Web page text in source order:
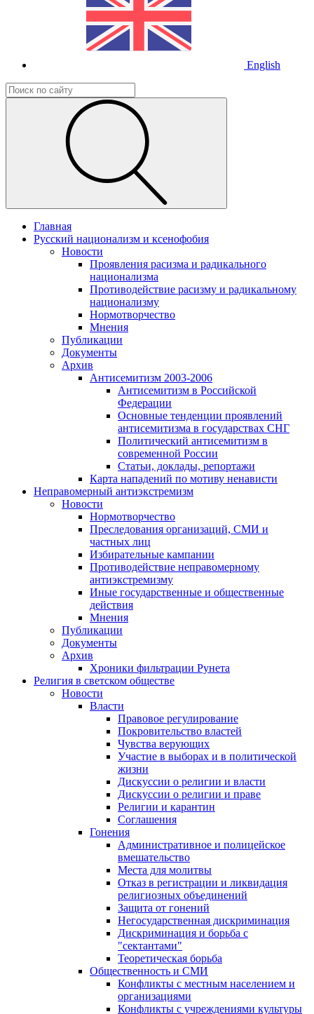
English
Главная
Русский национализм и ксенофобия
Новости
Проявления расизма и радикального
национализма
Противодействие расизму и радикальному
национализму
Нормотворчество
Мнения
Публикации
Документы
Архив
Антисемитизм 2003-2006
Антисемитизм в Российской
Федерации
Основные тенденции проявлений
антисемитизма в государствах СНГ
Политический антисемитизм в
современной России
Статьи, доклады, репортажи
Карта нападений по мотиву ненависти
Неправомерный антиэкстремизм
Новости
Нормотворчество
Преследования организаций, СМИ и
частных лиц
Избирательные кампании
Противодействие неправомерному
антиэкстремизму
Иные государственные и общественные
действия
Мнения
Публикации
Документы
Архив
Хроники фильтрации Рунета
Религия в светском обществе
Новости
Власти
Правовое регулирование
Покровительство властей
Чувства верующих
Участие в выборах и в политической
жизни
Дискуссии о религии и власти
Дискуссии о религии и праве
Религии и карантин
Соглашения
Гонения
Административное и полицейское
вмешательство
Места для молитвы
Отказ в регистрации и ликвидация
религиозных объединений
Защита от гонений
Негосударственная дискриминация
Дискриминация и борьба с
"сектантами"
Теоретическая борьба
Общественность и СМИ
Конфликты с местным населением и
организациями
Конфликты с учреждениями культуры